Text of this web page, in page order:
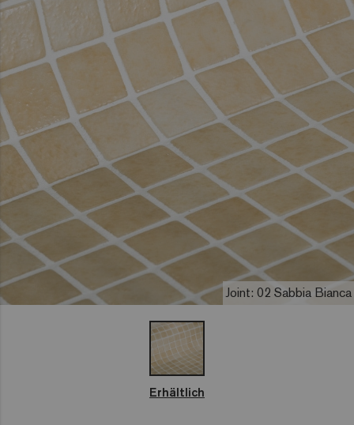
Joint: 02 Sabbia Bianca
Erhältlich